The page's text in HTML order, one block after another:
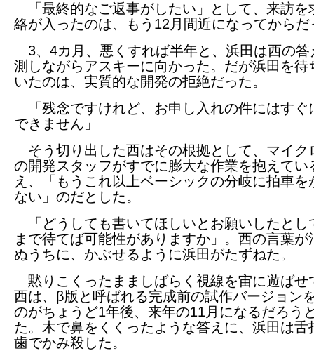
「最終的なご返事がしたい」として、来訪を
絡が入ったのは、もう12月間近になってからだ
3、4カ月、悪くすれば半年と、浜田は西の答
測しながらアスキーに向かった。だが浜田を待
いたのは、実質的な開発の拒絶だった。
「残念ですけれど、お申し入れの件にはすぐ
できません」
そう切り出した西はその根拠として、マイク
の開発スタッフがすでに膨大な作業を抱えてい
え、「もうこれ以上ベーシックの分岐に拍車を
ない」のだとした。
「どうしても書いてほしいとお願いしたとし
まで待てば可能性がありますか」。西の言葉が
ぬうちに、かぶせるように浜田がたずねた。
黙りこくったまましばらく視線を宙に遊ばせ
西は、β版と呼ばれる完成前の試作バージョン
のがちょうど1年後、来年の11月になるだろう
た。木で鼻をくくったような答えに、浜田は舌
歯でかみ殺した。